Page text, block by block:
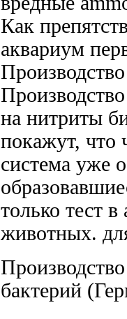
Как
аквариум
Производство
на нитриты
покажут, что
система уже
только тест в
животных.
бактерий